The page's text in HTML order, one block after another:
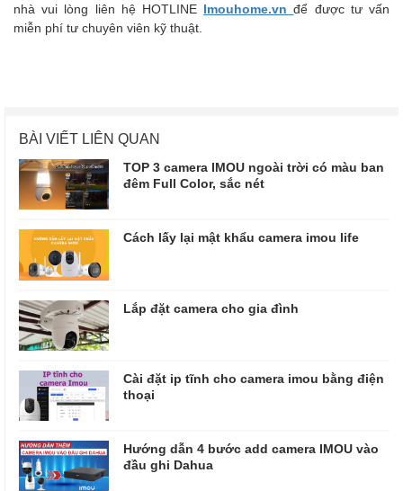
nhà vui lòng liên hệ HOTLINE Imouhome.vnđể được tư vấn
miễn phí tư chuyên viên kỹ thuật.
BÀI VIẾT LIÊN QUAN
TOP 3 camera IMOU ngoài trời có màu ban
đêm Full Color, sắc nét
Cách lấy lại mật khẩu camera imou life
Lắp đặt camera cho gia đình
Cài đặt ip tĩnh cho camera imou bằng điện
thoại
Hướng dẫn 4 bước add camera IMOU vào
đầu ghi Dahua